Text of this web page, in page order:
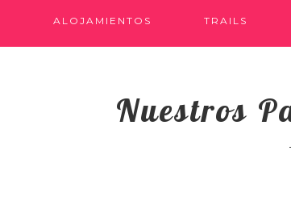
ALOJAMIENTOS TRAILS
Nuestros